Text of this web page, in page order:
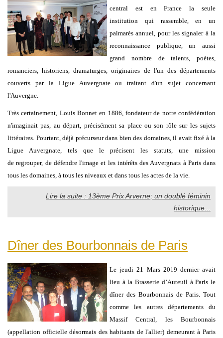
central est en France la seule
institution qui rassemble, en un
palmarès annuel, pour les signaler à la
reconnaissance publique, un aussi
grand nombre de talents, poètes,
romanciers, historiens, dramaturges, originaires de l'un des départements
couverts par la Ligue Auvergnate ou traitant d'un sujet concernant
l'Auvergne.
Très certainement, Louis Bonnet en 1886, fondateur de notre confédération
n'imaginait pas, au départ, précisément sa place ou son rôle sur les sujets
littéraires. Pourtant, déjà précurseur dans bien des domaines, il avait fixé à la
Ligue Auvergnate, tels que le précisent les statuts, une mission
de regrouper, de défendre l'image et les intérêts des Auvergnats à Paris dans
tous les domaines, à tous les niveaux et dans tous les actes de la vie.
Lire la suite : 13ème Prix Arverne; un doublé féminin
historique...
Dîner des Bourbonnais de Paris
Le jeudi 21 Mars 2019 dernier avait
lieu à la Brasserie d’Auteuil à Paris le
dîner des Bourbonnais de Paris. Tout
comme les autres départements du
Massif Central, les Bourbonnais
(appellation officielle désormais des habitants de l'allier) demeurant à Paris